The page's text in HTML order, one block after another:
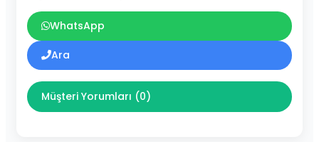
WhatsApp
Ara
Müşteri Yorumları (0)